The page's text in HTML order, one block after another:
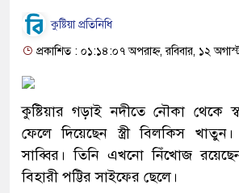
কুষ্টিয়া প্রতিনিধি
প্রকাশিত : ০১:১৪:০৭ অপরাহ্ন, রবিবার, ১২
কুষ্টিয়ার গড়াই নদীতে নৌকা থেকে
ফেলে দিয়েছেন স্ত্রী বিলকিস
সাব্বির। তিনি এখনো নিঁখোজ
বিহারী পট্টির সাইফের ছেলে।